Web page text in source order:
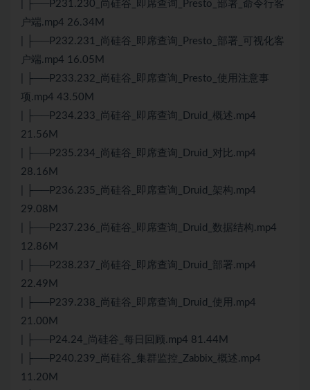
| ├──P231.230_尚硅谷_即席查询_Presto_部署_命令行客
户端.mp4 26.34M
| ├──P232.231_尚硅谷_即席查询_Presto_部署_可视化客
户端.mp4 16.05M
| ├──P233.232_尚硅谷_即席查询_Presto_使用注意事
项.mp4 43.50M
| ├──P234.233_尚硅谷_即席查询_Druid_概述.mp4
21.56M
| ├──P235.234_尚硅谷_即席查询_Druid_对比.mp4
28.16M
| ├──P236.235_尚硅谷_即席查询_Druid_架构.mp4
29.08M
| ├──P237.236_尚硅谷_即席查询_Druid_数据结构.mp4
12.86M
| ├──P238.237_尚硅谷_即席查询_Druid_部署.mp4
22.49M
| ├──P239.238_尚硅谷_即席查询_Druid_使用.mp4
21.00M
| ├──P24.24_尚硅谷_每日回顾.mp4 81.44M
| ├──P240.239_尚硅谷_集群监控_Zabbix_概述.mp4
11.20M